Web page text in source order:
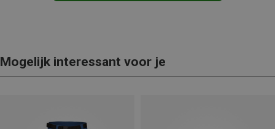
Mogelijk interessant voor je